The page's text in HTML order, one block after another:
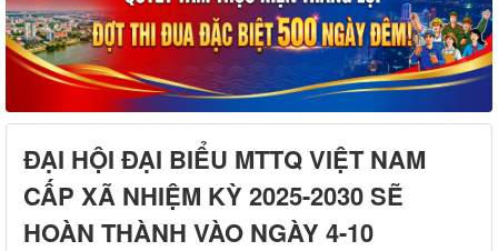
ĐẠI HỘI ĐẠI BIỂU MTTQ VIỆT NAM
CẤP XÃ NHIỆM KỲ 2025-2030 SẼ
HOÀN THÀNH VÀO NGÀY 4-10